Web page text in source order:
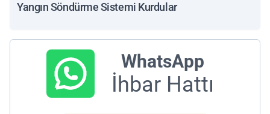
Yangın Söndürme Sistemi Kurdular
WhatsApp
İhbar Hattı